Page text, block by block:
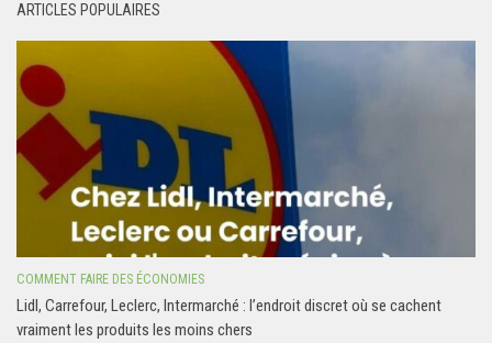
ARTICLES POPULAIRES
COMMENT FAIRE DES ÉCONOMIES
Lidl, Carrefour, Leclerc, Intermarché : l’endroit discret où se cachent
vraiment les produits les moins chers